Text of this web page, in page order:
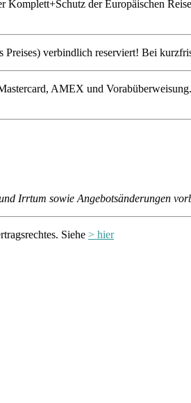
Komplett+Schutz der Europäischen
verbindlich reserviert! Bei
AMEX und
Irrtum sowie Angebotsänderungen
Siehe > hier